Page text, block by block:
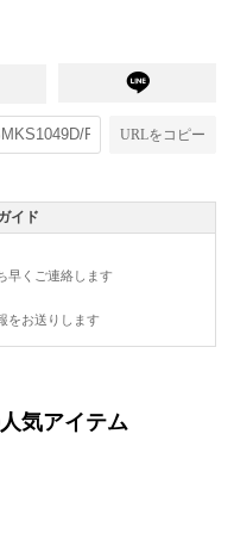
URLをコピー
イド
早くご連絡します
をお送りします
気アイテム